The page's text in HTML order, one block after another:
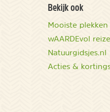
Bekijk ook
Mooiste
wAARDEvol
Natuurgidsjes.nl
Acties &